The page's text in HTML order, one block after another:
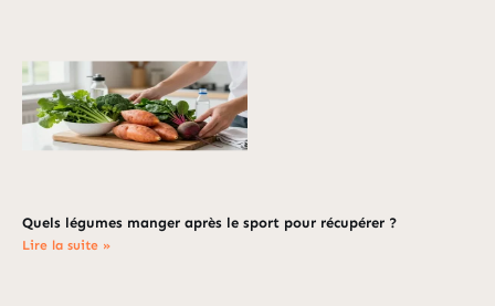
Quels légumes manger après le sport pour récupérer ?
Lire la suite »